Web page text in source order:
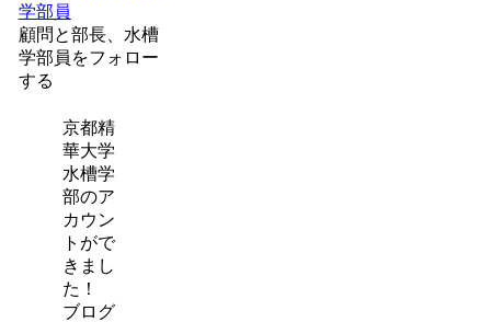
学部員
顧問と部長、水槽
学部員をフォロー
する
京都精
華大学
水槽学
部のア
カウン
トがで
きまし
た！
ブログ